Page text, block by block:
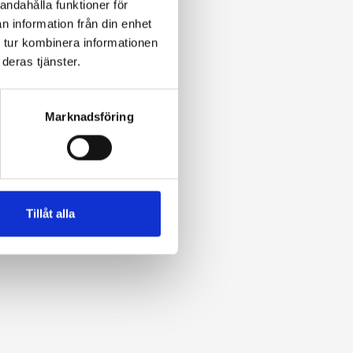
funktioner för
information från din enhet
kombinera informationen
tjänster.
Marknadsföring
Tillåt alla